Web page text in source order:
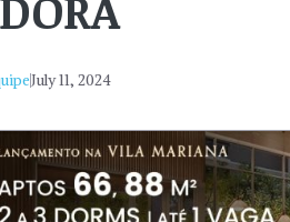
July 11, 2024